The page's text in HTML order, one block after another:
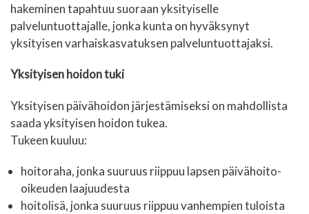
hakeminen tapahtuu suoraan yksityiselle
palveluntuottajalle, jonka kunta on hyväksynyt
yksityisen varhaiskasvatuksen palveluntuottajaksi.
Yksityisen hoidon tuki
Yksityisen päivähoidon järjestämiseksi on mahdollista
saada yksityisen hoidon tukea.
Tukeen kuuluu:
hoitoraha, jonka suuruus riippuu lapsen päivähoito-
oikeuden laajuudesta
hoitolisä, jonka suuruus riippuu vanhempien tuloista